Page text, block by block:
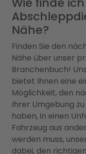
Nähe?
Finden Sie den
Nähe über unser
Branchenbuch!
bietet Ihnen eine
Möglichkeit, den
Ihrer Umgebung
haben, in einen
Fahrzeug aus
werden muss,
dabei, den